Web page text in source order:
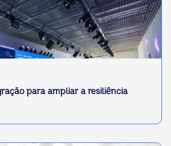
para ampliar a resiliência